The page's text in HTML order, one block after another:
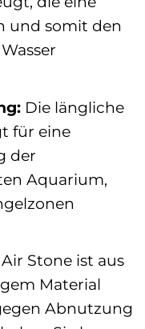
und somit den
Die längliche
für eine
der
Aquarium,
Stone ist aus
Material
Abnutzung